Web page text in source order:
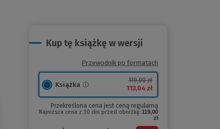
Kup tę książkę w wersji
Przewodnik po formatach
Książka
119,00 zł
113,04 zł
Przekreślona cena jest ceną regularną
Najniższa cena z 30 dni przed obniżką: 119,00
zł